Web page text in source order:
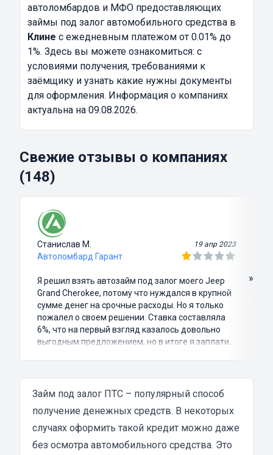
автоломбардов и МФО предоставляющих
займы под залог автомобильного средства в
Клине с ежедневным платежом от 0.01% до
1%. Здесь вы можете ознакомиться: с
условиями получения, требованиями к
заёмщику и узнать какие нужны документы
для оформления. Информация о компаниях
актуальна на 09.08.2026.
Свежие отзывы о компаниях
(148)
Станислав М. 19 апр 2023
Автоломбард Гарант
Я решил взять автозайм под залог моего Jeep
Grand Cherokee, потому что нуждался в крупной
сумме денег на срочные расходы. Но я только
пожалел о своем решении. Ставка составляла
6%, что на первый взгляд казалось довольно
выгодным предложением, но в итоге я заплатил
затянутым и занял много времени и усилий.
Никакого профессионализма и
Разочарование и раздражение - это все, что я
испытал в результате этого кредита...
»
Займ под залог ПТС – популярный способ
получение денежных средств. В некоторых
случаях оформить такой кредит можно даже
без осмотра автомобильного средства. Это